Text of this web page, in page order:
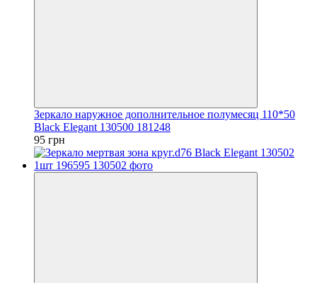
Зеркало наружное дополнительное полумесяц 110*50
Black Elegant 130500 181248
95 грн